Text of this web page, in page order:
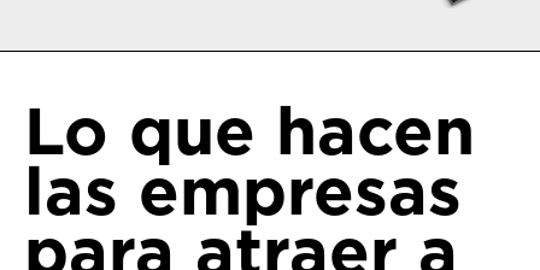
Lo que hacen
las empresas
para atraer a